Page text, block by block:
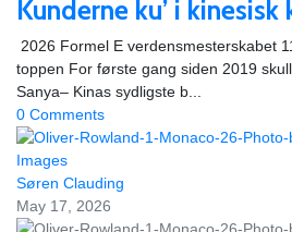
Kunderne ku’ i kinesisk
2026 Formel E verdensmesterskabet
toppen For første gang siden 2019
Sanya– Kinas sydligste b...
0 Comments
Søren Clauding
May 17, 2026